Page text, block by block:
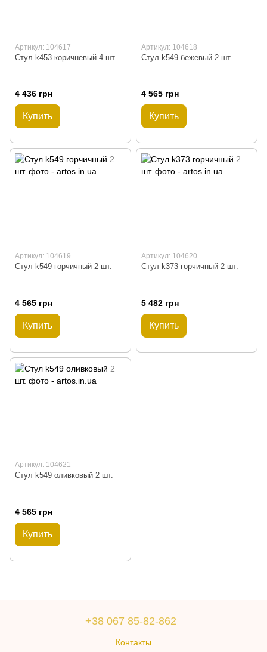
Артикул: 104617
Стул k453 коричневый 4 шт.
4 436 грн
Купить
Артикул: 104618
Стул k549 бежевый 2 шт.
4 565 грн
Купить
Артикул: 104619
Стул k549 горчичный 2 шт.
4 565 грн
Купить
Артикул: 104620
Стул k373 горчичный 2 шт.
5 482 грн
Купить
Артикул: 104621
Стул k549 оливковый 2 шт.
4 565 грн
Купить
+38 067 85-82-862
Контакты